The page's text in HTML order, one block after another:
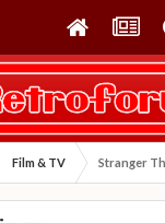
Film & TV Stranger